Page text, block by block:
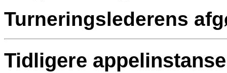
Turneringslederens
Tidligere